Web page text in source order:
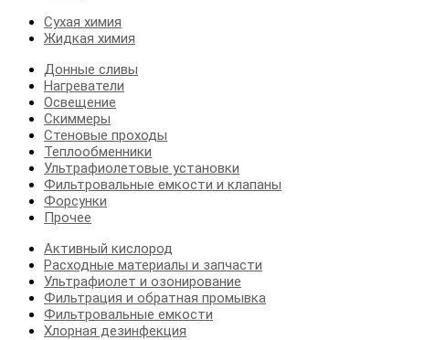
Сухая химия
Жидкая химия
Донные сливы
Нагреватели
Освещение
Скиммеры
Стеновые проходы
Теплообменники
Ультрафиолетовые установки
Фильтровальные емкости и клапаны
Форсунки
Прочее
Активный кислород
Расходные материалы и запчасти
Ультрафиолет и озонирование
Фильтрация и обратная промывка
Фильтровальные емкости
Хлорная дезинфекция